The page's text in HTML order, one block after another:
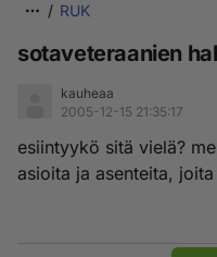
RUK
sotaveteraanien
kauheaa
2005-12-15 21:35:17
esiintyykö sitä vielä?
asioita ja asenteita,